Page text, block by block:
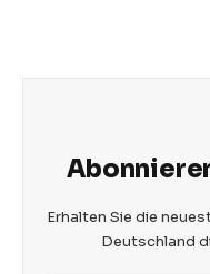
Erhalten Sie die
Deutschland